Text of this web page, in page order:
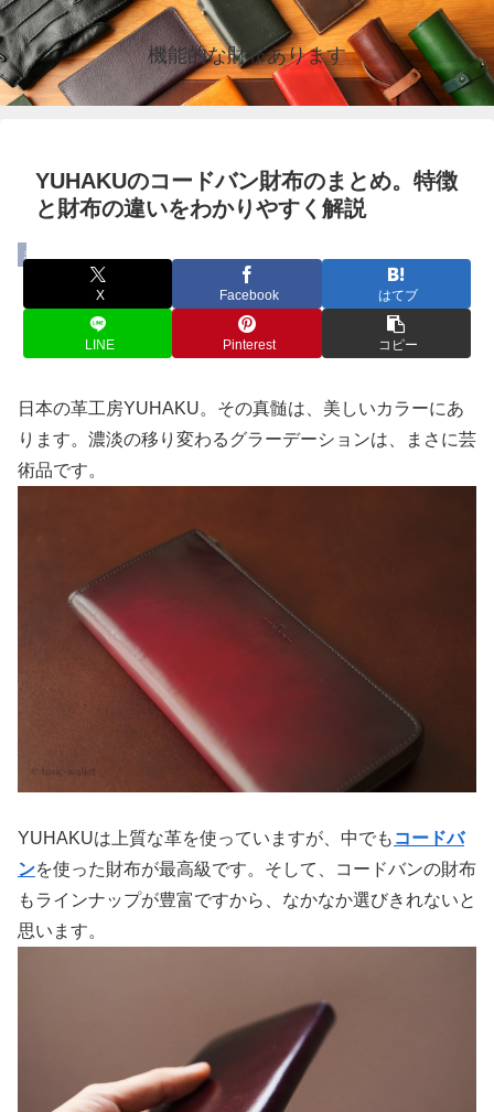
機能的な財布あります
YUHAKUのコードバン財布のまとめ。特徴
と財布の違いをわかりやすく解説
まとめ
X Facebook はてブ
LINE Pinterest コピー
日本の革工房YUHAKU。その真髄は、美しいカラーにあ
ります。濃淡の移り変わるグラーデーションは、まさに芸
術品です。
YUHAKUは上質な革を使っていますが、中でも コードバ
ンを使った財布が最高級です。そして、コードバンの財布
もラインナップが豊富ですから、なかなか選びきれないと
思います。